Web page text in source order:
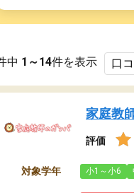
中 1～14件を表示
家庭教
評価
対象学年 小1～小6